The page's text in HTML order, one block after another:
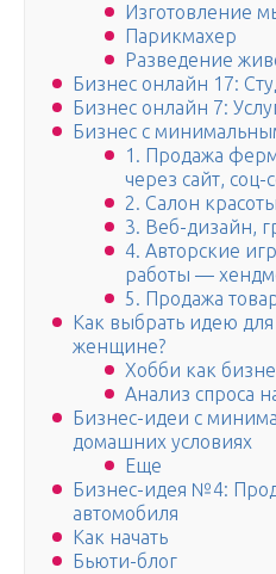
Изготовление
Парикмахер
Разведение
Бизнес онлайн 17:
Бизнес онлайн 7:
Бизнес с
1. Продажа
через сайт, соц-
2. Салон
3. Веб-дизайн,
4. Авторские
работы —
5. Продажа
Как выбрать идею
женщине?
Хобби как
Анализ спроса
Бизнес-идеи с
домашних условиях
Еще
Бизнес-идея №4:
автомобиля
Как начать
Бьюти-блог